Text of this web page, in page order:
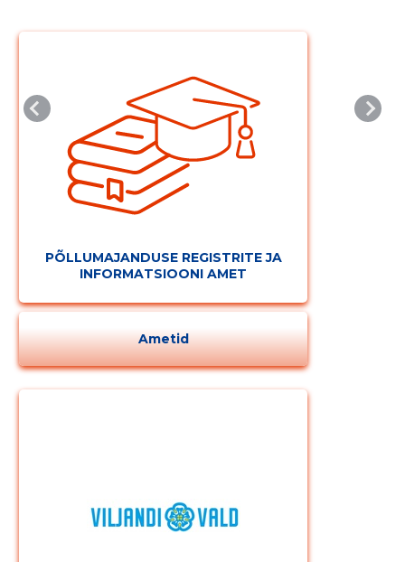
PÕLLUMAJANDUSE REGISTRITE JA
INFORMATSIOONI AMET
Ametid
MUUDA